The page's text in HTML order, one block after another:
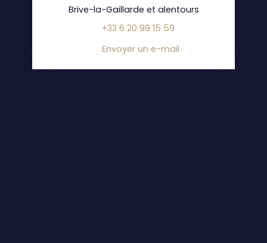
Brive-la-Gaillarde et alentours
+33 6 20 99 15 59
Envoyer un e-mail